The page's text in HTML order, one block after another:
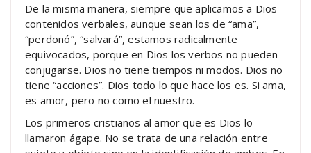
De la misma manera, siempre que aplicamos a Dios
contenidos verbales, aunque sean los de “ama”,
“perdonó”, “salvará”, estamos radicalmente
equivocados, porque en Dios los verbos no pueden
conjugarse. Dios no tiene tiempos ni modos. Dios no
tiene “acciones”. Dios todo lo que hace los es. Si ama,
es amor, pero no como el nuestro.
Los primeros cristianos al amor que es Dios lo
llamaron ágape. No se trata de una relación entre